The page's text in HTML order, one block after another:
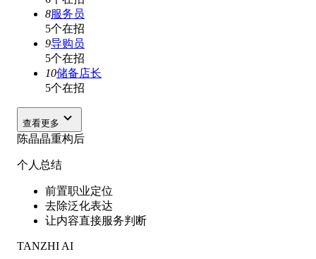
8服务员
5个在招
9导购员
5个在招
10储备店长
5个在招
查看更多
陈晶晶重构后
个人总结
前置职业定位
去除泛化表达
让内容直接服务判断
TANZHI AI